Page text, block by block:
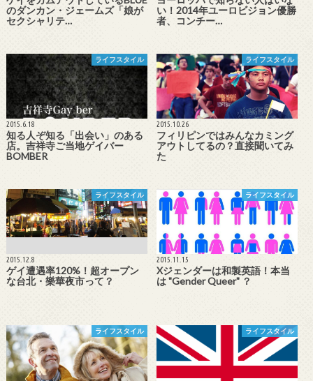
のダンカン・ジェームズ「娘が
セクシャリテ…
い！2014年ユーロビジョン優勝
者、コンチー…
ライフスタイル
2015.6.18
知る人ぞ知る「出会い」のある
店。吉祥寺ご当地ゲイバー
BOMBER
ライフスタイル
2015.10.26
フィリピンではみんなカミング
アウトしてるの？直接聞いてみ
た
ライフスタイル
2015.12.8
ゲイ遭遇率120%！超オープン
な台北・樂華夜市って？
ライフスタイル
2015.11.15
Xジェンダーは和製英語！本当
は "Gender Queer" ？
ライフスタイル ライフスタイル